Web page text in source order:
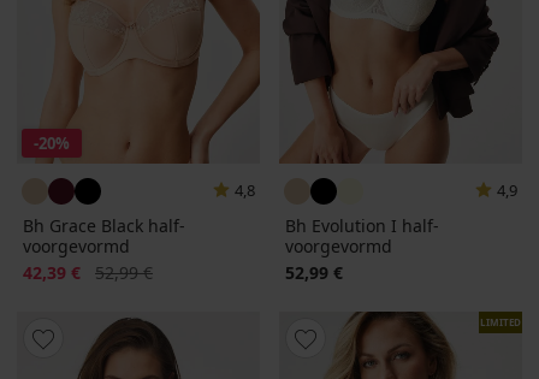
-20%
4,8
Bh Grace Black half-
voorgevormd
Korting
42,39 € Oorspronkelijke prijs
52,99 €
4,9
Bh Evolution I half-
voorgevormd
52,99 €
LIMITED